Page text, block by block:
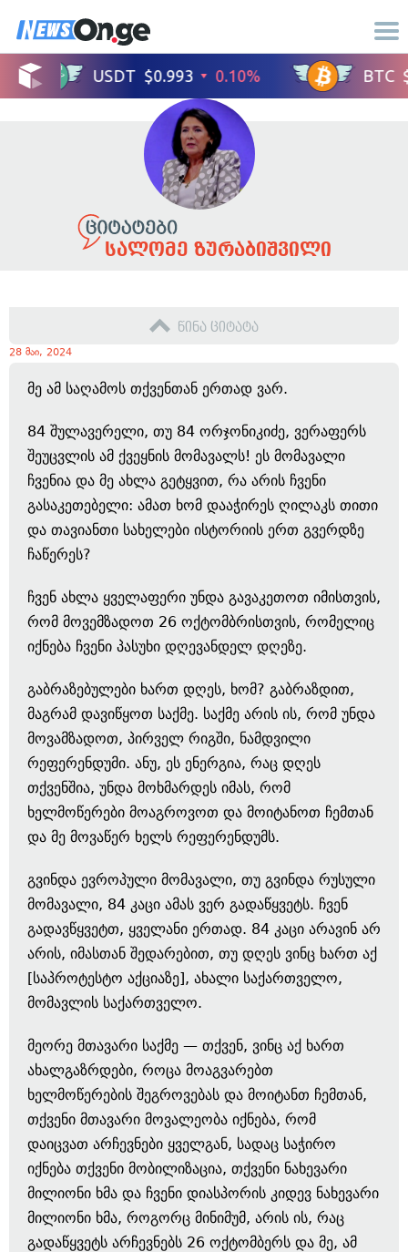
სალომე ზურაბიშვილი
წინა ციტატა
28 მაი, 2024
მე ამ საღამოს თქვენთან ერთად ვარ.
84 შულავერელი, თუ 84 ორჯონიკიძე, ვერაფერს
შეუცვლის ამ ქვეყნის მომავალს! ეს მომავალი
ჩვენია და მე ახლა გეტყვით, რა არის ჩვენი
გასაკეთებელი: ამათ ხომ დააჭირეს ღილაკს თითი
და თავიანთი სახელები ისტორიის ერთ გვერდზე
ჩაწერეს?
ჩვენ ახლა ყველაფერი უნდა გავაკეთოთ იმისთვის,
რომ მოვემზადოთ 26 ოქტომბრისთვის, რომელიც
იქნება ჩვენი პასუხი დღევანდელ დღეზე.
გაბრაზებულები ხართ დღეს, ხომ? გაბრაზდით,
მაგრამ დავიწყოთ საქმე. საქმე არის ის, რომ უნდა
მოვამზადოთ, პირველ რიგში, ნამდვილი
რეფერენდუმი. ანუ, ეს ენერგია, რაც დღეს
თქვენშია, უნდა მოხმარდეს იმას, რომ
ხელმოწერები მოაგროვოთ და მოიტანოთ ჩემთან
და მე მოვაწერ ხელს რეფერენდუმს.
გვინდა ევროპული მომავალი, თუ გვინდა რუსული
მომავალი, 84 კაცი ამას ვერ გადაწყვეტს. ჩვენ
გადავწყვეტთ, ყველანი ერთად. 84 კაცი არავინ არ
არის, იმასთან შედარებით, თუ დღეს ვინც ხართ აქ
[საპროტესტო აქციაზე], ახალი საქართველო,
მომავლის საქართველო.
მეორე მთავარი საქმე — თქვენ, ვინც აქ ხართ
ახალგაზრდები, როცა მოაგვარებთ
ხელმოწერების შეგროვებას და მოიტანთ ჩემთან,
თქვენი მთავარი მოვალეობა იქნება, რომ
დაიცვათ არჩევნები ყველგან, სადაც საჭირო
იქნება თქვენი მობილიზაცია, თქვენი ნახევარი
მილიონი ხმა და ჩვენი დიასპორის კიდევ ნახევარი
მილიონი ხმა, როგორც მინიმუმ, არის ის, რაც
გადაწყვეტს არჩევნებს 26 ოქტომბერს და მე, ამ